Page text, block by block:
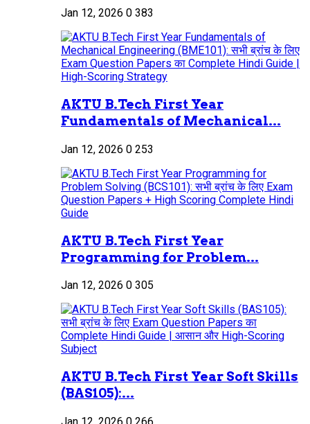
Jan 12, 2026 0 383
AKTU B.Tech First Year
Fundamentals of Mechanical...
Jan 12, 2026 0 253
AKTU B.Tech First Year
Programming for Problem...
Jan 12, 2026 0 305
AKTU B.Tech First Year Soft Skills
(BAS105):...